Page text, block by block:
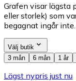
Grafen visar lägsta
eller storlek) som
begagnat ingår inte.
Välj butik
3 mån
6 mån 1 år
Lägst nypris just nu